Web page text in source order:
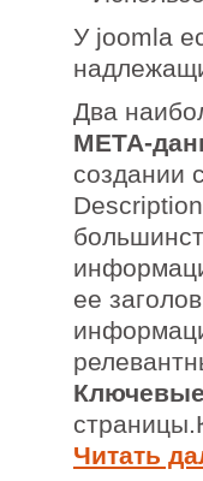
У joomla
Два
МЕТА-
создании
ее
Читать